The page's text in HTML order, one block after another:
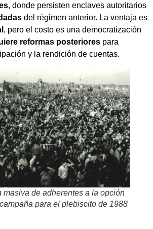
, donde persisten enclaves autoritarios
del régimen anterior. La ventaja es
, pero el costo es una democratización
reformas posteriores para
y la rendición de cuentas.
masiva de adherentes a la opción
para el plebiscito de 1988